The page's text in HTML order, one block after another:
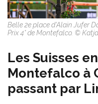
Belle 2e place d'Alain Jufer
Prix 4* de Montefalco. ©
Les Suisses
Montefalco à
passant par